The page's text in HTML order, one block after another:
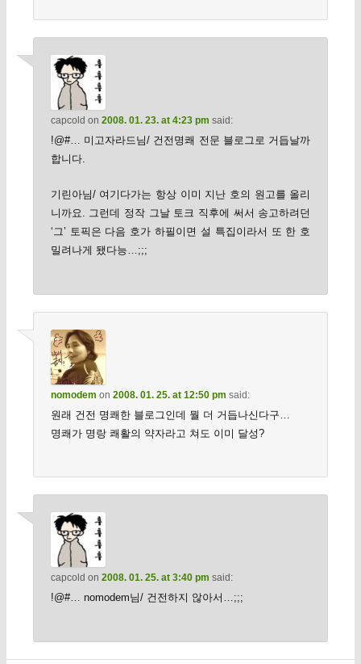
capcold on 2008. 01. 23. at 4:23 pm said:
!@#… 미고자라드님/ 건전명쾌 전문 블로그로 거듭날까
합니다.
기린아님/ 여기다가는 항상 이미 지난 호의 원고를 올리
니까요. 그런데 정작 그날 토크 직후에 써서 송고하려던
‘그’ 토픽은 다음 호가 하필이면 설 특집이라서 또 한 호
밀려나게 됐다능…;;;
nomodem on 2008. 01. 25. at 12:50 pm said:
원래 건전 명쾌한 블로그인데 뭘 더 거듭나신다구…
명쾌가 명랑 쾌활의 약자라고 쳐도 이미 달성?
capcold on 2008. 01. 25. at 3:40 pm said:
!@#… nomodem님/ 건전하지 않아서…;;;